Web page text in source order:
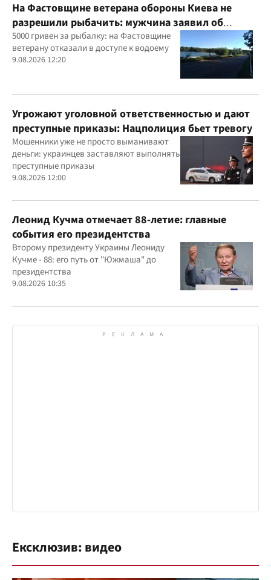
На Фастовщине ветерана обороны Киева не
разрешили рыбачить: мужчина заявил об
угрозах
5000 гривен за рыбалку: на Фастовщине
ветерану отказали в доступе к водоему
9.08.2026 12:20
Угрожают уголовной ответственностью и дают
преступные приказы: Нацполиция бьет тревогу
Мошенники уже не просто выманивают
деньги: украинцев заставляют выполнять
преступные приказы
9.08.2026 12:00
Леонид Кучма отмечает 88-летие: главные
события его президентства
Второму президенту Украины Леониду
Кучме - 88: его путь от "Южмаша" до
президентства
9.08.2026 10:35
Ексклюзив: видео